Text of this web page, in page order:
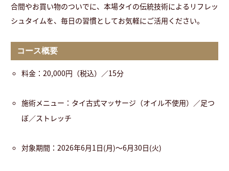
合間やお買い物のついでに、本場タイの伝統技術によるリフレッ
シュタイムを、毎日の習慣としてお気軽にご活用ください。
コース概要
料金：20,000円（税込）／15分
施術メニュー：タイ古式マッサージ（オイル不使用）／足つ
ぼ／ストレッチ
対象期間：2026年6月1日(月)〜6月30日(火)